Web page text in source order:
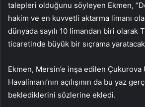
talepleri olduğunu söyleyen Ekmen,
hakim ve en kuvvetli aktarma limanı
dünyada sayılı 10 limandan biri olarak
ticaretinde büyük bir sıçrama
Ekmen, Mersin’e inşa edilen Çukurova
Havalimanı’nın açılışının da bu yaz
beklediklerini sözlerine ekledi.